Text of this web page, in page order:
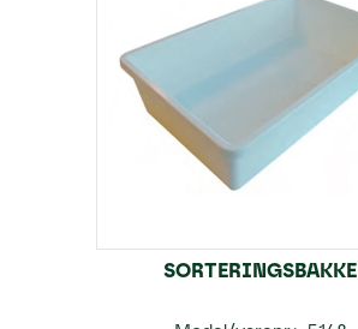
SORTERINGSBAKKE